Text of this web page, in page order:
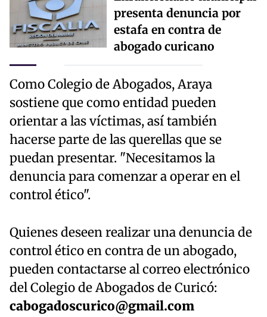
presenta denuncia por
estafa en contra de
abogado curicano
Como Colegio de Abogados, Araya
sostiene que como entidad pueden
orientar a las víctimas, así también
hacerse parte de las querellas que se
puedan presentar. "Necesitamos la
denuncia para comenzar a operar en el
control ético".
Quienes deseen realizar una denuncia de
control ético en contra de un abogado,
pueden contactarse al correo electrónico
del Colegio de Abogados de Curicó:
cabogadoscurico@gmail.com